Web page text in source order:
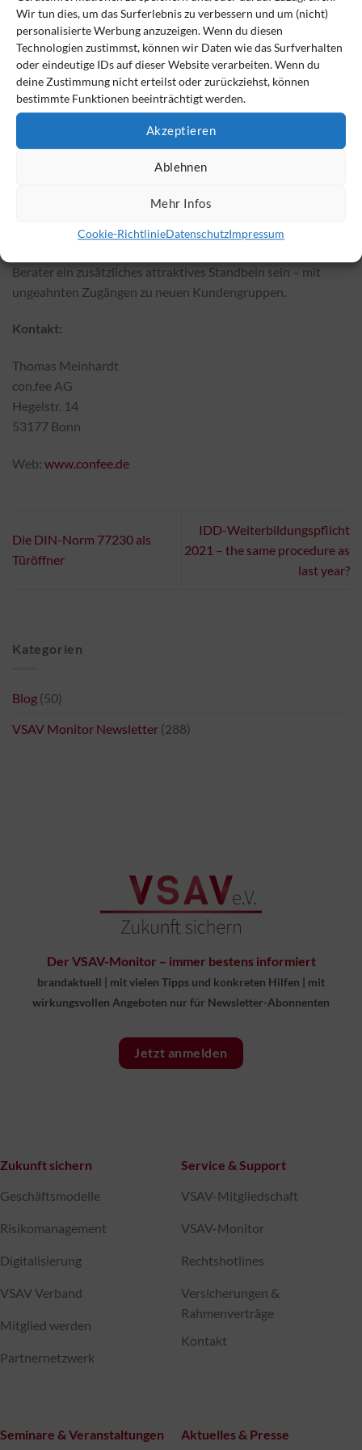
Wir tun dies, um das Surferlebnis zu verbessern und um (nicht)
personalisierte Werbung anzuzeigen. Wenn du diesen
Technologien zustimmst, können wir Daten wie das Surfverhalten
oder eindeutige IDs auf dieser Website verarbeiten. Wenn du
deine Zustimmung nicht erteilst oder zurückziehst, können
bestimmte Funktionen beeinträchtigt werden.
Akzeptieren
Ablehnen
Mehr Infos
Cookie-RichtlinieDatenschutzImpressum
Für Berater der Finanzdienstleistung eröffnen sich somit
neue Chancen für ein qualifiziertes Firmengeschäft und
dauerhaftes Einkommen. Ein breit diversifiziertes
Fondsportfolio kann sowohl dem Unternehmen als auch
seinem Berater dauerhafte Erlöse verschaffen.
70 Prozent der Vermittler wollen sich verstärkt dem
Firmenkundengeschäft im Anlagenbereich widmen. So lautet
das Ergebnis einer kürzlich erfolgten Erhebung der Ebase
Neben dem Firmen-Sachversicherungsgeschäft kann das
Berater ein zusätzliches attraktives Standbein sein – mit
ungeahnten Zugängen zu neuen Kundengruppen.
Kontakt:
Thomas Meinhardt
con.fee AG
Hegelstr. 14
53177 Bonn
Web: www.confee.de
Die DIN-Norm 77230 als
Türöffner
IDD-Weiterbildungspflicht
2021 – the same procedure as
last year?
Kategorien
Blog (50)
VSAV Monitor Newsletter (288)
Der VSAV-Monitor – immer bestens informiert
brandaktuell | mit vielen Tipps und konkreten Hilfen | mit
wirkungsvollen Angeboten nur für Newsletter-Abonnenten
Jetzt anmelden
Zukunft sichern
Geschäftsmodelle
Risikomanagement
Digitalisierung
VSAV Verband
Mitglied werden
Partnernetzwerk
Service & Support
VSAV-Mitgliedschaft
VSAV-Monitor
Rechtshotlines
Versicherungen &
Rahmenverträge
Kontakt
Seminare & Veranstaltungen Aktuelles & Presse